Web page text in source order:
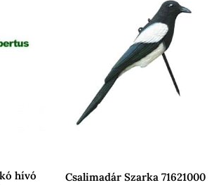
hívó
Csalimadár Szarka 71621000